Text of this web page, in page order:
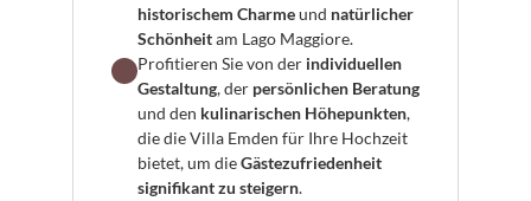
historischem Charme und natürlicher
Schönheit am Lago Maggiore.
Profitieren Sie von der individuellen
Gestaltung, der persönlichen Beratung
und den kulinarischen Höhepunkten,
die die Villa Emden für Ihre Hochzeit
bietet, um die Gästezufriedenheit
signifikant zu steigern.